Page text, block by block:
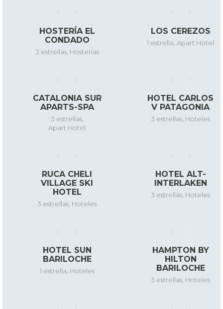
HOSTERÍA EL
CONDADO
3 estrellas, Hosterías
LOS CEREZOS
1 estrella Apart Hotel
CATALONIA SUR
APARTS-SPA
3 estrellas,
Apart Hotel
HOTEL CARLOS
V PATAGONIA
3 estrellas Hoteles
RUCA CHELI
VILLAGE SKI
HOTEL
3 estrellas Hoteles
HOTEL ALT-
INTERLAKEN
3 estrellas Hoteles
HOTEL SUN
BARILOCHE
1 estrella Hoteles
HAMPTON BY
HILTON
BARILOCHE
3 estrellas Hoteles